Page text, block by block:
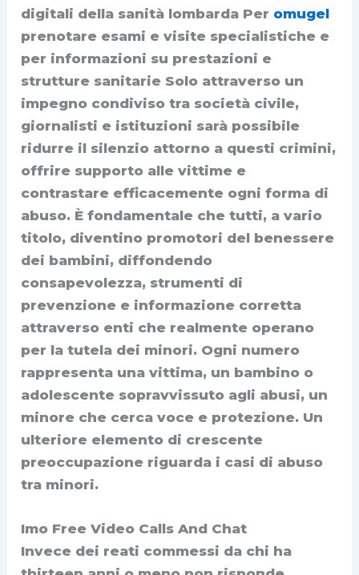
digitali della sanità lombarda Per omugel
prenotare esami e visite specialistiche e
per informazioni su prestazioni e
strutture sanitarie Solo attraverso un
impegno condiviso tra società civile,
giornalisti e istituzioni sarà possibile
ridurre il silenzio attorno a questi crimini,
offrire supporto alle vittime e
contrastare efficacemente ogni forma di
abuso. È fondamentale che tutti, a vario
titolo, diventino promotori del benessere
dei bambini, diffondendo
consapevolezza, strumenti di
prevenzione e informazione corretta
attraverso enti che realmente operano
per la tutela dei minori. Ogni numero
rappresenta una vittima, un bambino o
adolescente sopravvissuto agli abusi, un
minore che cerca voce e protezione. Un
ulteriore elemento di crescente
preoccupazione riguarda i casi di abuso
tra minori.
Imo Free Video Calls And Chat
Invece dei reati commessi da chi ha